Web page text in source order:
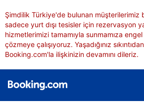
Şimdilik Türkiye'de bulunan müşterilerimiz
sadece yurt dışı tesisler için rezervasyon
hizmetlerimizi tamamıyla sunmamıza engel
çözmeye çalışıyoruz. Yaşadığınız
Booking.com'la ilişkinizin devamını dileriz.